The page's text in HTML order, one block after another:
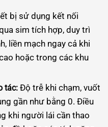
bị sử dụng kết nối
sim tích hợp, duy trì
liền mạch ngay cả khi
hoặc trong các khu
tác:Độ trễ khi chạm, vuốt
gần như bằng 0. Điều
khi người lái cần thao